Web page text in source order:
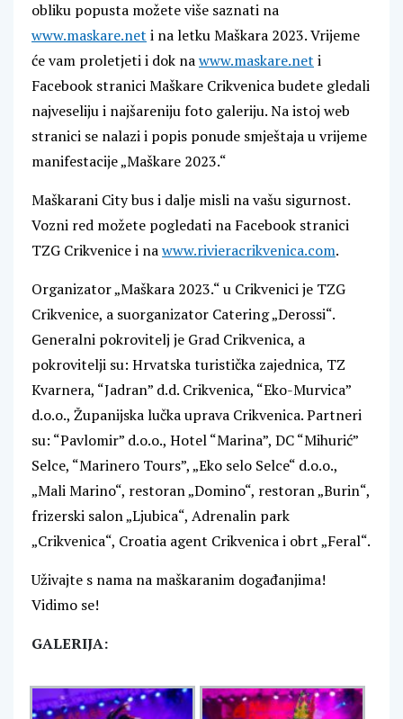
obliku popusta možete više saznati na
www.maskare.net i na letku Maškara 2023. Vrijeme
će vam proletjeti i dok nawww.maskare.net i
Facebook stranici Maškare Crikvenica budete gledali
najveseliju i najšareniju foto galeriju. Na istoj web
stranici se nalazi i popis ponude smještaja u vrijeme
manifestacije „Maškare 2023.“
Maškarani City bus i dalje misli na vašu sigurnost.
Vozni red možete pogledati na Facebook stranici
TZG Crikvenice i nawww.rivieracrikvenica.com.
Organizator „Maškara 2023.“ u Crikvenici je TZG
Crikvenice, a suorganizator Catering „Derossi“.
Generalni pokrovitelj je Grad Crikvenica, a
pokrovitelji su: Hrvatska turistička zajednica, TZ
Kvarnera, “Jadran” d.d. Crikvenica, “Eko-Murvica”
d.o.o., Županijska lučka uprava Crikvenica. Partneri
su: “Pavlomir” d.o.o., Hotel “Marina”, DC “Mihurić”
Selce, “Marinero Tours”, „Eko selo Selce“ d.o.o.,
„Mali Marino“, restoran „Domino“, restoran „Burin“,
frizerski salon „Ljubica“, Adrenalin park
„Crikvenica“, Croatia agent Crikvenica i obrt „Feral“.
Uživajte s nama na maškaranim događanjima!
Vidimo se!
GALERIJA: